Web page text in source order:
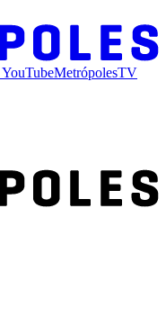
YouTubeMetrópolesTV